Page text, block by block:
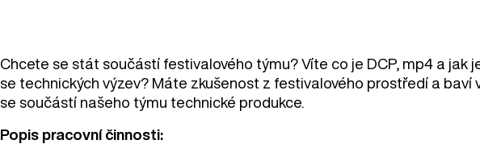
Chcete se stát součástí festivalového týmu? Víte co je DCP, mp4 a jak
se technických výzev? Máte zkušenost z festivalového prostředí a
se součástí našeho týmu technické produkce.
Popis pracovní činnosti: